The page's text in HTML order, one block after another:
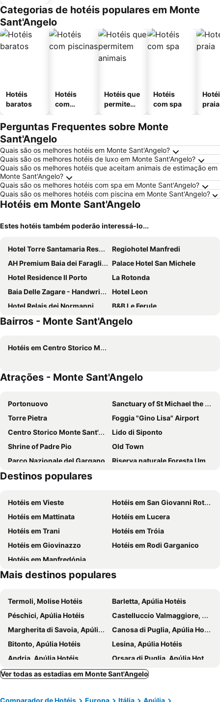
Categorias de hotéis populares em Monte
Sant'Angelo
Hotéis
baratos
Hotéis
com
Hotéis que
permitem
Hotéis
com spa
praia
Perguntas Frequentes sobre Monte
Sant'Angelo
Quais são os melhores hotéis em Monte Sant'Angelo?
Quais são os melhores hotéis de luxo em Monte Sant'Angelo?
Quais são os melhores hotéis que aceitam animais de estimação em
Monte Sant'Angelo?
Quais são os melhores hotéis com spa em Monte Sant'Angelo?
Quais são os melhores hotéis com piscina em Monte Sant'Angelo?
Hotéis em Monte Sant'Angelo
Estes hotéis também poderão interessá-lo...
Hotel Torre Santamaria Resort
Regiohotel Manfredi
AH Premium Baia dei Faraglioni
Palace Hotel San Michele
Hotel Residence Il Porto
La Rotonda
Baia Delle Zagare - Handwritten Collection
Hotel Leon
Hotel Relais dei Normanni
B&B Le Ferule
Hotel Panorama Del Golfo
Maiorano Boutique Hotel
Bairros - Monte Sant'Angelo
Hotéis em Centro Storico Monte Sant'Angelo
Atrações - Monte Sant'Angelo
Portonuovo
Sanctuary of St Michael the Archangel
Torre Pietra
Foggia "Gino Lisa" Airport
Centro Storico Monte Sant'Angelo
Lido di Siponto
Shrine of Padre Pio
Old Town
Parco Nazionale del Gargano
Riserva naturale Foresta Umbra
Corso Manfredi
Il porto di Vieste
Rodi Garganico
Destinos populares
Hotéis em Vieste
Hotéis em San Giovanni Rotondo
Hotéis em Mattinata
Hotéis em Lucera
Hotéis em Trani
Hotéis em Tróia
Hotéis em Giovinazzo
Hotéis em Rodi Garganico
Hotéis em Manfredónia
Mais destinos populares
Termoli, Molise Hotéis
Barletta, Apúlia Hotéis
Péschici, Apúlia Hotéis
Castelluccio Valmaggiore, Apúlia Hotéis
Margherita di Savoia, Apúlia Hotéis
Canosa di Puglia, Apúlia Hotéis
Bitonto, Apúlia Hotéis
Lesina, Apúlia Hotéis
Andria, Apúlia Hotéis
Orsara di Puglia, Apúlia Hotéis
Modugno, Apúlia Hotéis
Biscéglie, Apúlia Hotéis
Ver todas as estadias em Monte Sant'Angelo
Comparador de Hotéis Europa Itália
Apúlia